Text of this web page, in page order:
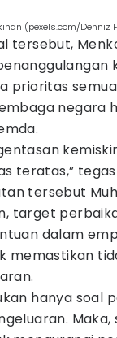
(pexels.com/Denniz
tersebut,
prioritas
negara
teratas,”
tersebut
target
dalam
memastikan
hanya soal
Maka,